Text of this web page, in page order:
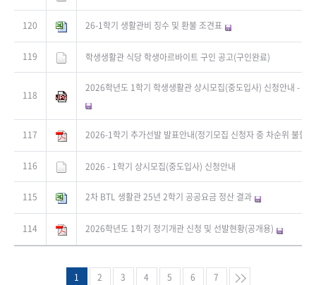
120 26-1학기 생활관비 징수 및 환불 조견표
119 학생생활관 식당 학생아르바이트 구인 공고(구인완료)
118
2026학년도 1학기 학생생활관 상시모집(중도입사) 신청안내 -
117 2026-1학기 추가선발 발표안내(정기모집 신청자 중 차순위 불합
116 2026 - 1학기 상시모집(중도입사) 신청안내
115 2차 BTL 생활관 25년 2학기 공공요금 정산 결과
114 2026학년도 1학기 정기개관 신청 및 선발현황(공개용)
1 2 3 4 5 6 7